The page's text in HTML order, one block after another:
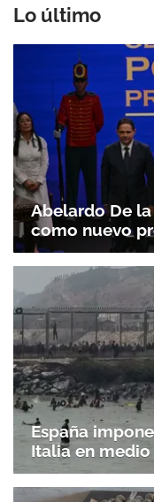
Lo último
Abelardo De
como nuevo
España
Italia en